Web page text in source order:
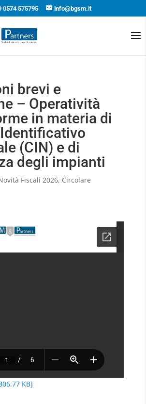
0574 575795 info@bgsm.it
brevi e
– Operatività
in materia di
(CIN) e di
degli impianti
Fiscali 2026, Circolare
KB]